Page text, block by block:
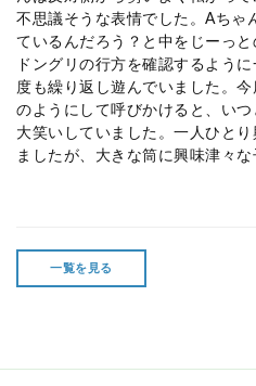
不思議そうな表情でした。Aちゃ
ているんだろう？と中をじーっ
ドングリの行方を確認するよう
度も繰り返し遊んでいました。
のようにして呼びかけると、い
大笑いしていました。一人ひと
ましたが、大きな筒に興味津々な
一覧を見る